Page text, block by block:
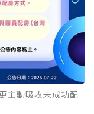
主動吸收未成功配